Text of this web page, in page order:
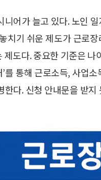
어가 늘고 있다. 노인
치기 쉬운 제도가 근로
도다. 중요한 기준은
를 통해 근로소득, 사업
한다. 신청 안내문을 받